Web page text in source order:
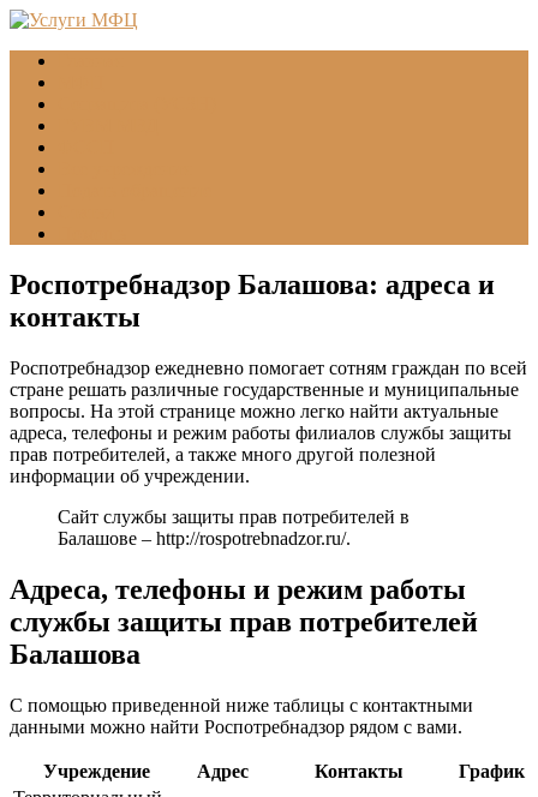
Роспотребнадзор Балашова: адреса и
контакты
Роспотребнадзор ежедневно помогает сотням граждан по всей
стране решать различные государственные и муниципальные
вопросы. На этой странице можно легко найти актуальные
адреса, телефоны и режим работы филиалов службы защиты
прав потребителей, а также много другой полезной
информации об учреждении.
Сайт службы защиты прав потребителей в
Балашове – http://rospotrebnadzor.ru/.
Адреса, телефоны и режим работы
службы защиты прав потребителей
Балашова
С помощью приведенной ниже таблицы с контактными
данными можно найти Роспотребнадзор рядом с вами.
Учреждение Адрес Контакты
График